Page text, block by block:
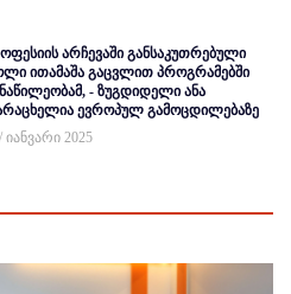
არჩევაში განსაკუთრებული
ითამაშა გაცვლით პროგრამებში
- ზუგდიდელი ანა
ევროპულ გამოცდილებაზე
იანვარი 2025